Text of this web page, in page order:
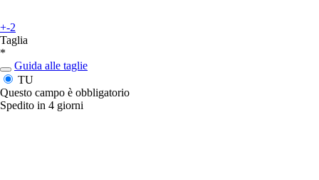
+-2
Taglia
*
Guida alle taglie
TU
Questo campo è obbligatorio
Spedito in 4 giorni